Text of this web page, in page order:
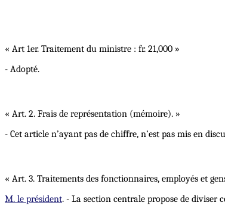
« Art 1er. Traitement du ministre : fr. 21,000 »
- Adopté.
« Art. 2. Frais de représentation (mémoire). »
- Cet article n’ayant pas de chiffre, n’est pas mis en
« Art. 3. Traitements des fonctionnaires, employés et
M. le président. - La section centrale propose de diviser